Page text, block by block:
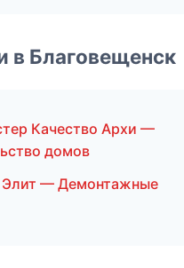
в Благовещенск
Качество Архи —
домов
— Демонтажные